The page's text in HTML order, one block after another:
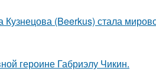
(Beerkus) стала
героине Габриэлу Чикин.